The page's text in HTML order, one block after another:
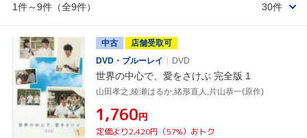
1件～9件（全9件） 30件
中古
店舗受取可
DVD・ブルーレイ
DVD
世界の中心で、愛をさけぶ 完全版 1
山田孝之,綾瀬はるか,緒形直人,片山恭一(原作)
¥1,760円
定価より2,420円（57%）おトク